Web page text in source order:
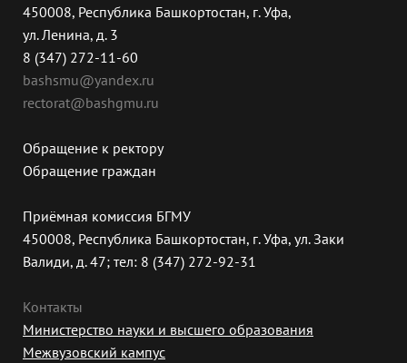
450008, Республика Башкортостан, г. Уфа,
ул. Ленина, д. 3
8 (347) 272-11-60
bashsmu@yandex.ru
rectorat@bashgmu.ru
Обращение к ректору
Обращение граждан
Приёмная комиссия БГМУ
450008, Республика Башкортостан, г. Уфа, ул. Заки
Валиди, д. 47; тел: 8 (347) 272-92-31
Контакты
Министерство науки и высшего образования
Межвузовский кампус